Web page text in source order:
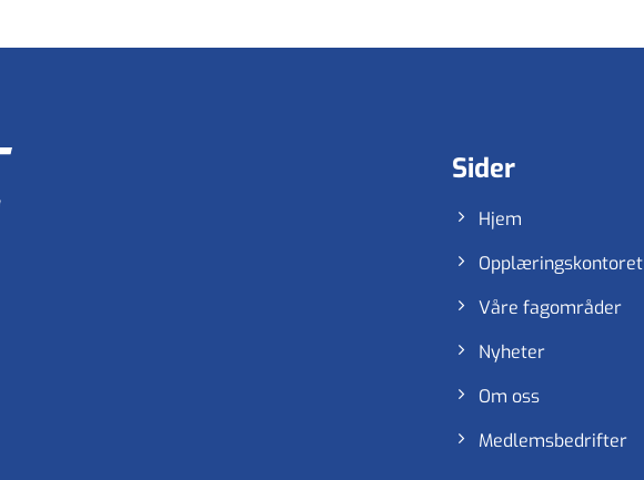
Sider
Hjem
Opplæringskontoret
Våre fagområder
Nyheter
Om oss
Medlemsbedrifter